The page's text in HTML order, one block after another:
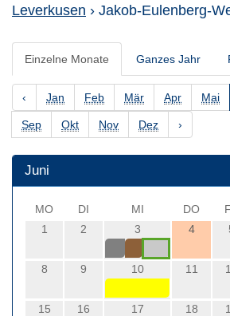
Leverkusen › Jakob-Eulenberg-
Einzelne Monate Ganzes Jahr
‹ Jan Feb Mär Apr Mai
Sep Okt Nov Dez ›
Juni
MO DI MI DO
1
2 3 4
8 9 10 11
15 16 17 18